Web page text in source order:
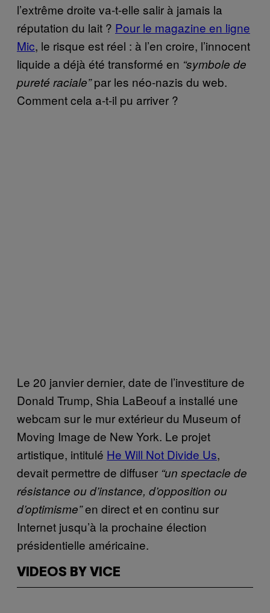
l’extrême droite va-t-elle salir à jamais la
réputation du lait ? Pour le magazine en ligne
Mic, le risque est réel : à l’en croire, l’innocent
liquide a déjà été transformé en “symbole de
pureté raciale”par les néo-nazis du web.
Comment cela a-t-il pu arriver ?
Le 20 janvier dernier, date de l’investiture de
Donald Trump, Shia LaBeouf a installé une
webcam sur le mur extérieur du Museum of
Moving Image de New York. Le projet
artistique, intitulé He Will Not Divide Us,
devait permettre de diffuser “un spectacle de
résistance ou d’instance, d’opposition ou
d’optimisme”en direct et en continu sur
Internet jusqu’à la prochaine élection
présidentielle américaine.
VIDEOS BY VICE